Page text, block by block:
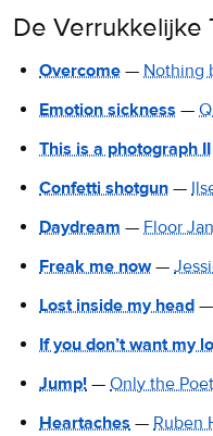
De Verrukkelijke
Overcome — Nothing
Emotion sickness —
This is a photograph II
Confetti shotgun —
Daydream — Floor
Freak me now—
Lost inside my head —
If you don’t want my
Jump! — Only the
Heartaches — Ruben